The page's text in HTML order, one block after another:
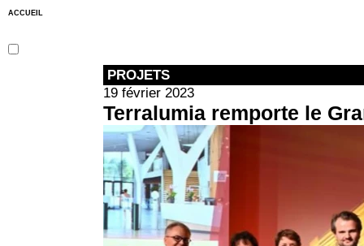
ACCUEIL
PROJETS
19 février 2023
Terralumia remporte le